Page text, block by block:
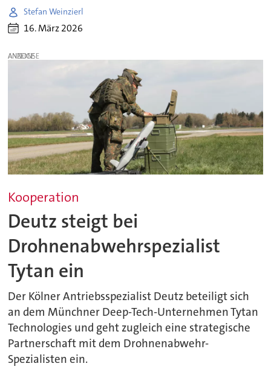
Stefan Weinzierl
16. März 2026
ANZEIGE
Kooperation
Deutz steigt bei
Drohnenabwehrspezialist
Tytan ein
Der Kölner Antriebsspezialist Deutz beteiligt sich
an dem Münchner Deep-Tech-Unternehmen Tytan
Technologies und geht zugleich eine strategische
Partnerschaft mit dem Drohnenabwehr-
Spezialisten ein.